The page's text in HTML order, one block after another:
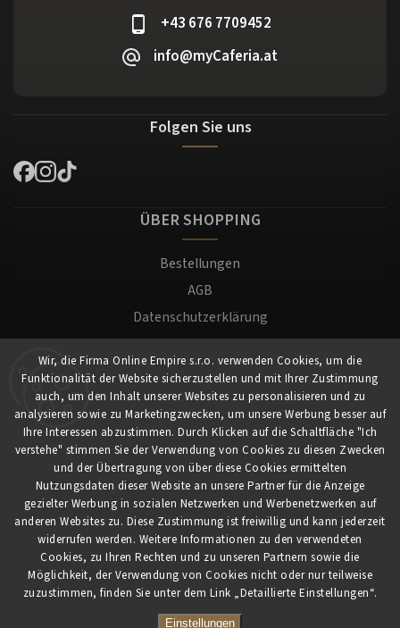
Wir, die Firma Online Empire s.r.o. verwenden Cookies, um die
Funktionalität der Website sicherzustellen und mit Ihrer Zustimmung
auch, um den Inhalt unserer Websites zu personalisieren und zu
analysieren sowie zu Marketingzwecken, um unsere Werbung besser auf
Ihre Interessen abzustimmen. Durch Klicken auf die Schaltfläche "Ich
verstehe" stimmen Sie der Verwendung von Cookies zu diesen Zwecken
und der Übertragung von über diese Cookies ermittelten
Nutzungsdaten dieser Website an unsere Partner für die Anzeige
gezielter Werbung in sozialen Netzwerken und Werbenetzwerken auf
anderen Websites zu. Diese Zustimmung ist freiwillig und kann jederzeit
widerrufen werden. Weitere Informationen zu den verwendeten
Cookies, zu Ihren Rechten und zu unseren Partnern sowie die
Möglichkeit, der Verwendung von Cookies nicht oder nur teilweise
zuzustimmen, finden Sie unter dem Link „Detaillierte Einstellungen“.
Einstellungen
+43 676 7709452
info@myCaferia.at
Folgen Sie uns
ÜBER SHOPPING
Bestellungen
AGB
Datenschutzerklärung
Versand und Zahlung
Warenrücksendung
Impressum
Für Kunden
Mein Konto
Registrierung
Anmeldung
Copyright 2026 . Alle Rechte vorbehalten.
VytvořilShoptet| Design